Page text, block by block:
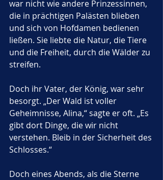
war nicht wie andere Prinzessinnen,
die in prächtigen Palästen blieben
und sich von Hofdamen bedienen
ließen. Sie liebte die Natur, die Tiere
und die Freiheit, durch die Wälder zu
streifen.
Doch ihr Vater, der König, war sehr
besorgt. „Der Wald ist voller
Geheimnisse, Alina,“ sagte er oft. „Es
gibt dort Dinge, die wir nicht
verstehen. Bleib in der Sicherheit des
Schlosses.“
Doch eines Abends, als die Sterne